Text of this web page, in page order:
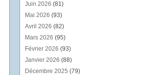
Juin 2026 (81)
Mai 2026 (93)
Avril 2026 (82)
Mars 2026 (95)
Février 2026 (93)
Janvier 2026 (88)
Décembre 2025 (79)